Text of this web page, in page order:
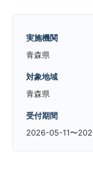
実施機関
青森県
対象地域
青森県
受付期間
2026-05-11〜